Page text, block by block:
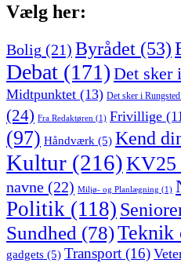
Vælg her:
Bolig (21) Byrådet (53)
Debat (171) Det sker
Midtpunktet (13) Det sker i Rungsted
(24) Fra Redaktøren (1) Frivillige
(97) Håndværk (5) Kend
Kultur (216)KV25
navne (22) Miljø- og Planlægning (1)
Politik (118)
Sundhed (78)Teknik
gadgets (5) Transport (16)